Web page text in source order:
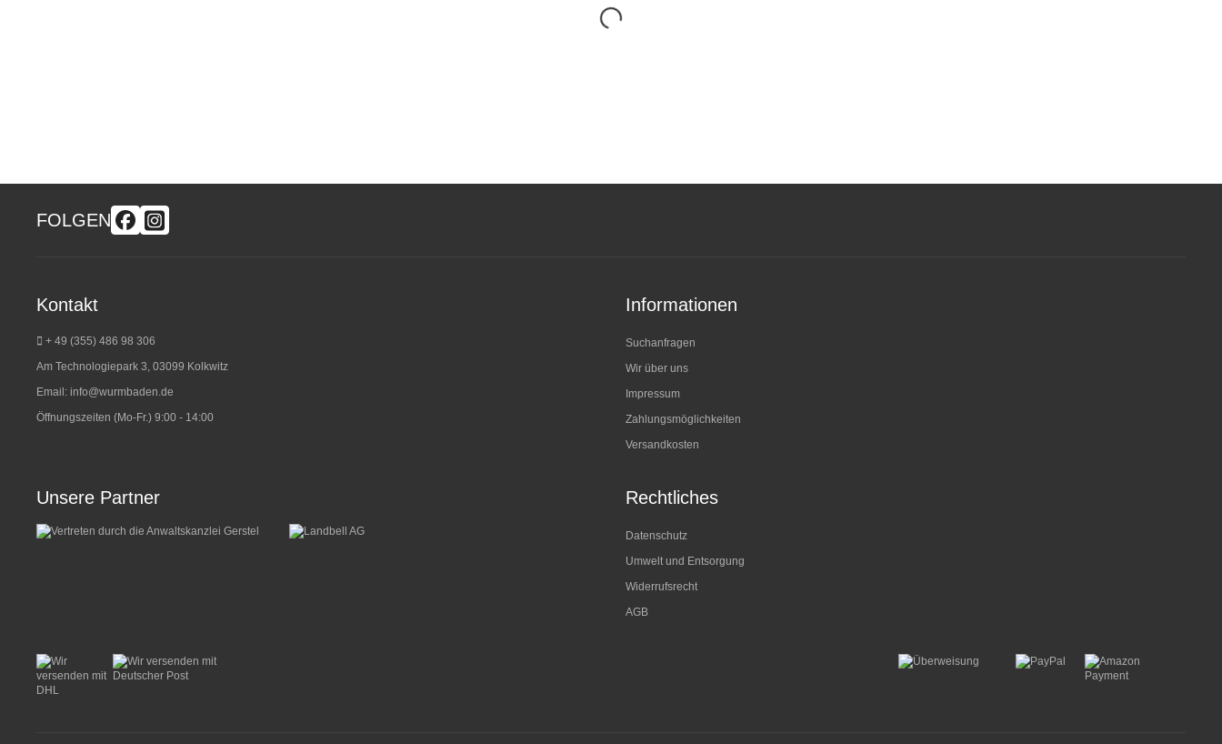
FOLGEN
Kontakt
+ 49 (355) 486 98 306
Am Technologiepark 3, 03099 Kolkwitz
Email: info@wurmbaden.de
Öffnungszeiten (Mo-Fr.) 9:00 - 14:00
Informationen
Suchanfragen
Wir über uns
Impressum
Zahlungsmöglichkeiten
Versandkosten
Unsere Partner Rechtliches
Datenschutz
Umwelt und Entsorgung
Widerrufsrecht
AGB